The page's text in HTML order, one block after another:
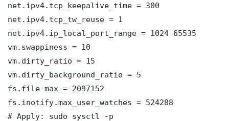
net.ipv4.tcp_keepalive_time = 300
net.ipv4.tcp_tw_reuse = 1
net.ipv4.ip_local_port_range = 1024 65535
vm.swappiness = 10
vm.dirty_ratio = 15
vm.dirty_background_ratio = 5
fs.file-max = 2097152
fs.inotify.max_user_watches = 524288
# Apply: sudo sysctl -p